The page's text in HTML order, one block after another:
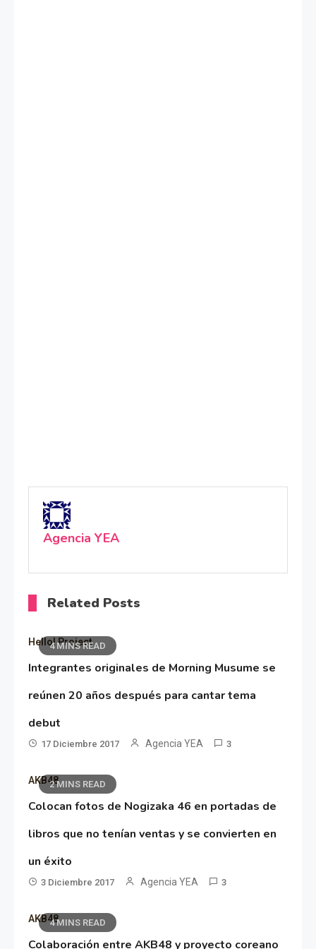
Agencia YEA
Related Posts
4 MINS READ
Hello! Project
Integrantes originales de Morning Musume se
reúnen 20 años después para cantar tema
debut
17 Diciembre 2017 Agencia YEA 3
2 MINS READ
AKB48
Colocan fotos de Nogizaka 46 en portadas de
libros que no tenían ventas y se convierten en
un éxito
3 Diciembre 2017 Agencia YEA 3
4 MINS READ
AKB48
Colaboración entre AKB48 y proyecto coreano